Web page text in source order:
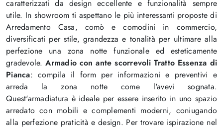
caratterizzati da design eccellente e funzionalità sempre
utile. In showroom ti aspettano le più interessanti proposte di
Arredamento Casa, comò e comodini in commercio,
diversificati per stile, grandezza e tonalità per ultimare alla
perfezione una zona notte funzionale ed esteticamente
gradevole.Armadio con ante scorrevoli Tratto Essenza di
Pianca: compila il form per informazioni e preventivi e
arreda la zona notte come l'avevi sognata.
Quest'armadiatura è ideale per essere inserito in uno spazio
arredato con mobili e complementi moderni, coniugando
alla perfezione praticità e design. Per trovare ispirazione nel